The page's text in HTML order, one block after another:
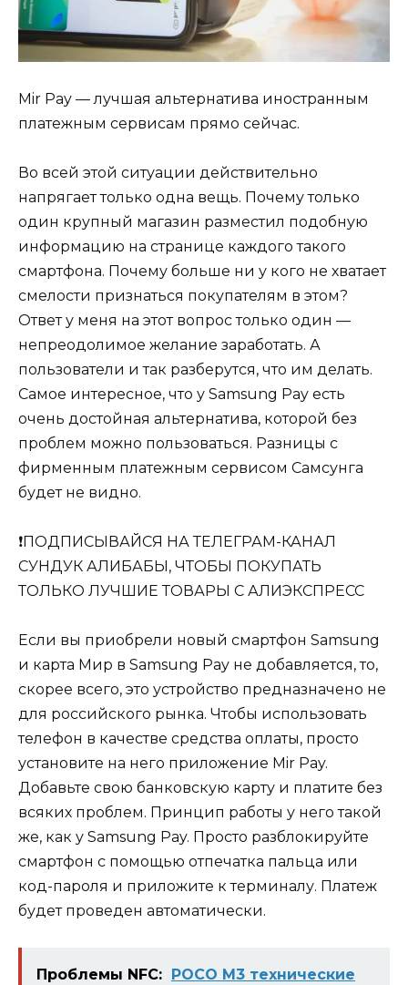
Mir Pay — лучшая альтернатива иностранным
платежным сервисам прямо сейчас.
Во всей этой ситуации действительно
напрягает только одна вещь. Почему только
один крупный магазин разместил подобную
информацию на странице каждого такого
смартфона. Почему больше ни у кого не хватает
смелости признаться покупателям в этом?
Ответ у меня на этот вопрос только один —
непреодолимое желание заработать. А
пользователи и так разберутся, что им делать.
Самое интересное, что у Samsung Pay есть
очень достойная альтернатива, которой без
проблем можно пользоваться. Разницы с
фирменным платежным сервисом Самсунга
будет не видно.
❗️ПОДПИСЫВАЙСЯ НА ТЕЛЕГРАМ-КАНАЛ
СУНДУК АЛИБАБЫ, ЧТОБЫ ПОКУПАТЬ
ТОЛЬКО ЛУЧШИЕ ТОВАРЫ С АЛИЭКСПРЕСС
Если вы приобрели новый смартфон Samsung
и карта Мир в Samsung Pay не добавляется, то,
скорее всего, это устройство предназначено не
для российского рынка. Чтобы использовать
телефон в качестве средства оплаты, просто
установите на него приложение Mir Pay.
Добавьте свою банковскую карту и платите без
всяких проблем. Принцип работы у него такой
же, как у Samsung Pay. Просто разблокируйте
смартфон с помощью отпечатка пальца или
код-пароля и приложите к терминалу. Платеж
будет проведен автоматически.
Проблемы NFC:
POCO M3 технические